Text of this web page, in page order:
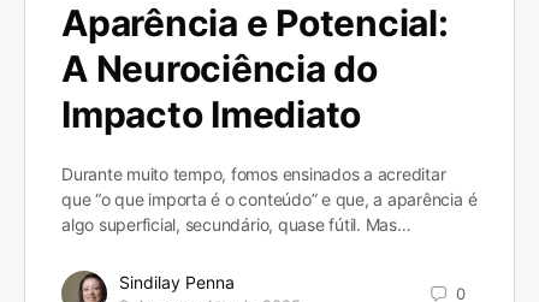
Aparência e Potencial:
A Neurociência do
Impacto Imediato
Durante muito tempo, fomos ensinados a acreditar
que “o que importa é o conteúdo” e que, a aparência é
algo superficial, secundário, quase fútil. Mas…
Sindilay Penna
0